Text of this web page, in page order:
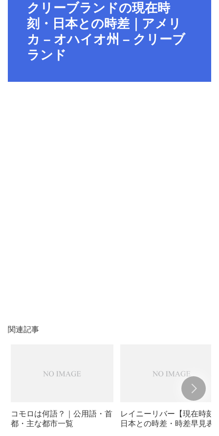
クリーブランドの現在時
刻・日本との時差｜アメリ
カ – オハイオ州 – クリーブ
ランド
関連記事
コモロは何語？｜公用語・首
都・主な都市一覧
レイニーリバー【現在時刻
日本との時差・時差早見表